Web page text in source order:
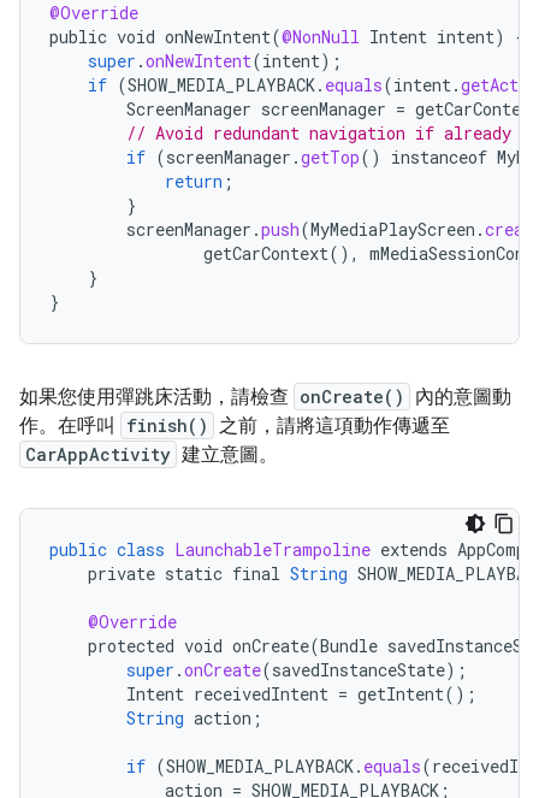
@Override
public void onNewIntent(@NonNull Intent intent)
{
super .onNewIntent(intent);
if (SHOW_MEDIA_PLAYBACK. equals(intent.
ScreenManager screenManager = getCarContext
// Avoid redundant navigation if already
if (screenManager .getTop() instanceof
return ;
}
screenManager .push(MyMediaPlayScreen .
getCarContext(),
}
}
如果您使用彈跳床活動，請檢查 onCreate()
內的意圖動
作。在呼叫
finish() 之前，請將這項動作傳遞至
CarAppActivity 建立意圖。
public class LaunchableTrampoline extends
private static final String
@Override
protected void onCreate(Bundle
super .onCreate(savedInstanceState);
Intent receivedIntent = getIntent();
String action ;
if (SHOW_MEDIA_PLAYBACK. equals(
action = SHOW_MEDIA_PLAYBACK ;